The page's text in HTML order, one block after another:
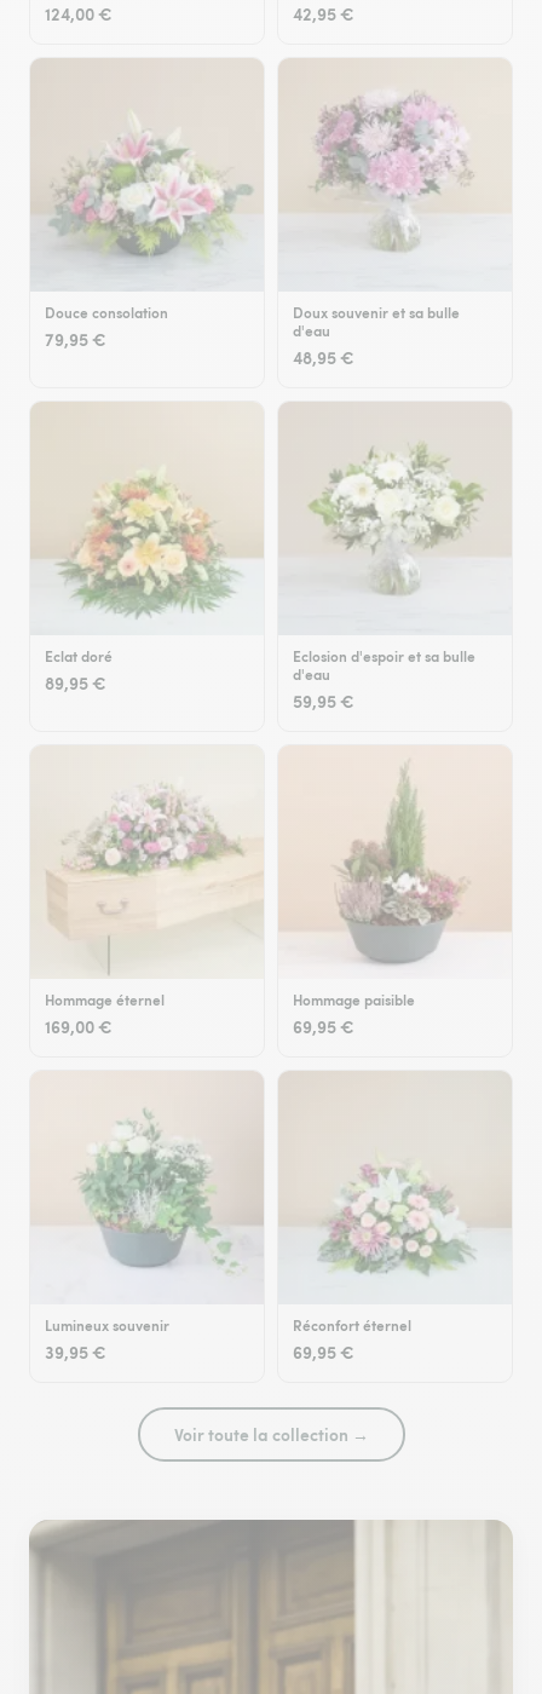
124,00 € 42,95 €
Douce consolation
79,95 €
Doux souvenir et sa bulle
d'eau
48,95 €
Eclat doré
89,95 €
Eclosion d'espoir et sa bulle
d'eau
59,95 €
Hommage éternel
169,00 €
Hommage paisible
69,95 €
Lumineux souvenir
39,95 €
Réconfort éternel
69,95 €
Voir toute la collection →